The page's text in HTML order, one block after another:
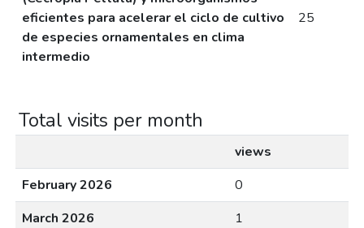
eficientes para acelerar el ciclo de cultivo
de especies ornamentales en clima
intermedio
25
Total visits per month
views
February 2026
0
March 2026
1